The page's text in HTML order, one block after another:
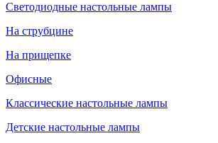
Светодиодные настольные лампы
На струбцине
На прищепке
Офисные
Классические настольные лампы
Детские настольные лампы